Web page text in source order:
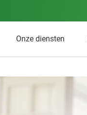
Onze diensten